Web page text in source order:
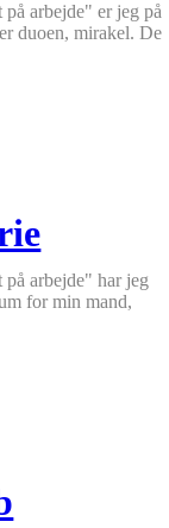
arbejde" er jeg på
duoen, mirakel. De
på arbejde" har jeg
for min mand,